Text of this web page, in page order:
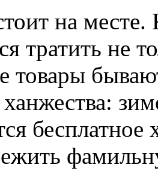
на
тратить не
товары
ханжества: